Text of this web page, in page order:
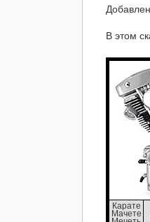
В этом
Карате
Мачете